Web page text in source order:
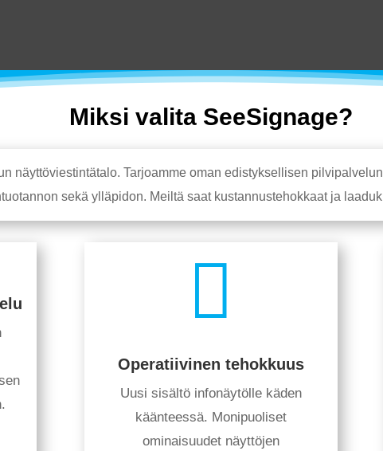
Miksi valita SeeSignage?
näyttöviestintätalo. Tarjoamme oman edistyksellisen
sekä ylläpidon. Meiltä saat kustannustehokkaat ja

Operatiivinen tehokkuus
Uusi sisältö infonäytölle käden
käänteessä. Monipuoliset
ominaisuudet näyttöjen